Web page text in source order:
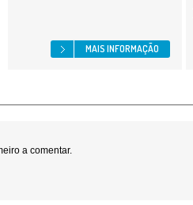
MAIS INFORMAÇÃO
a comentar.